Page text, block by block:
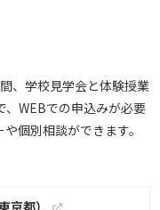
、学校見学会と体験授業
、WEBでの申込みが必要
個別相談ができます。
京都）